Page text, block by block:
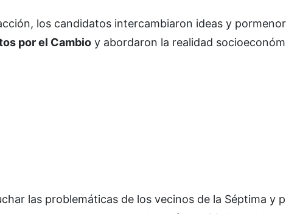
los candidatos intercambiaron ideas y
por el Cambio y abordaron la realidad
las problemáticas de los vecinos de la Séptima y